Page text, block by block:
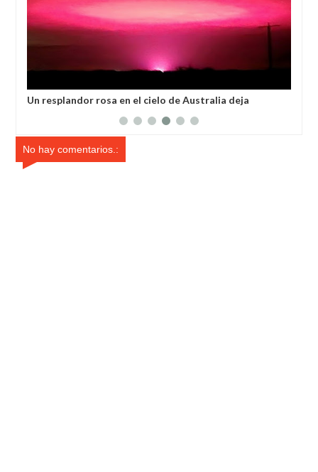
Un resplandor rosa en el cielo de Australia deja
No hay comentarios.: